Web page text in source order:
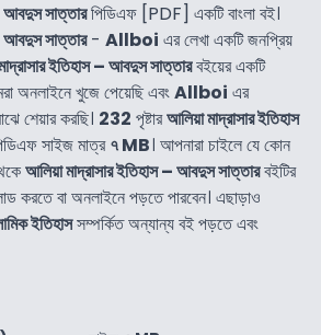
আবদুস সাত্তারপিডিএফ [PDF] একটি বাংলা বই।
আবদুস সাত্তার- Allboi এর লেখা একটি জনপ্রিয়
ইতিহাস – আবদুস সাত্তারবইয়ের একটি
খুজে পেয়েছি এবংAllboi এর
শেয়ার করছি। 232 পৃষ্টারআলিয়া মাদ্রাসার ইতিহাস
সাইজ মাত্র৭ MB। আপনারা চাইলে যে কোন
আলিয়া মাদ্রাসার ইতিহাস – আবদুস সাত্তারবইটির
করতে বা অনলাইনে পড়তে পারবেন। এছাড়াও
ইতিহাসসম্পর্কিত অন্যান্য বই পড়তে এবং